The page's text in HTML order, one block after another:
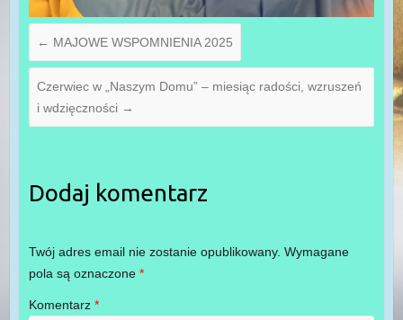
← MAJOWE WSPOMNIENIA 2025
Czerwiec w „Naszym Domu” – miesiąc radości, wzruszeń
i wdzięczności →
Dodaj komentarz
Twój adres email nie zostanie opublikowany. Wymagane
pola są oznaczone *
Komentarz *